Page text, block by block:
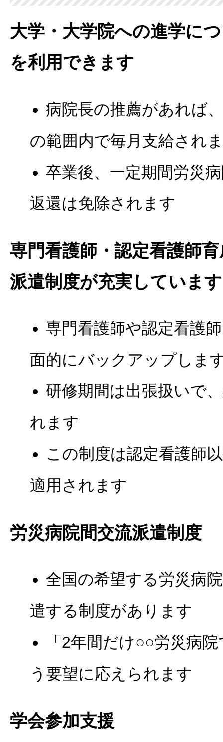
大学・大学院への進学に
を利用できます
病院長の推薦があれば
の範囲内で毎月支給され
卒業後、一定期間労災
返還は免除されます
専門看護師・認定看護師
派遣制度が充実しています
専門看護師や認定看護
面的にバックアップしま
研修期間は出張扱いで
れます
この制度は認定看護師
適用されます
労災病院間交流派遣制度
全国の希望する労災病
遣する制度があります
「2年間だけ○○労災病
う要望に応えられます
学会参加支援